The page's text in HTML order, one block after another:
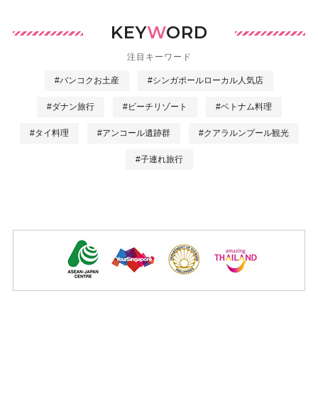
KEYWORD
注目キーワード
#バンコクお土産 #シンガポールローカル人気店
#ダナン旅行 #ビーチリゾート #ベトナム料理
#タイ料理 #アンコール遺跡群 #クアラルンプール観光
#子連れ旅行